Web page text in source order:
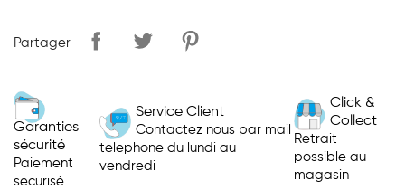
Partager
Garanties
sécurité
Paiement
securisé
Service Client
Contactez nous par mail
telephone du lundi au
vendredi
Click &
Collect
Retrait
possible au
magasin